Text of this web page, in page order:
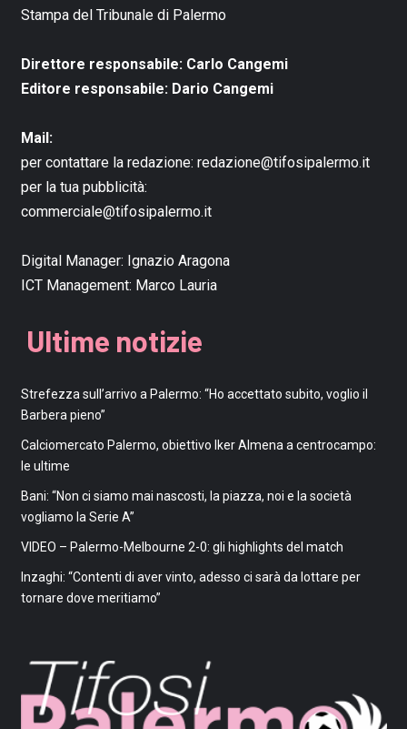
Stampa del Tribunale di Palermo
Direttore responsabile: Carlo Cangemi
Editore responsabile: Dario Cangemi
Mail:
per contattare la redazione: redazione@tifosipalermo.it
per la tua pubblicità:
commerciale@tifosipalermo.it
Digital Manager: Ignazio Aragona
ICT Management: Marco Lauria
Ultime notizie
Strefezza sull’arrivo a Palermo: “Ho accettato subito, voglio il
Barbera pieno”
Calciomercato Palermo, obiettivo Iker Almena a centrocampo:
le ultime
Bani: “Non ci siamo mai nascosti, la piazza, noi e la società
vogliamo la Serie A”
VIDEO – Palermo-Melbourne 2-0: gli highlights del match
Inzaghi: “Contenti di aver vinto, adesso ci sarà da lottare per
tornare dove meritiamo”